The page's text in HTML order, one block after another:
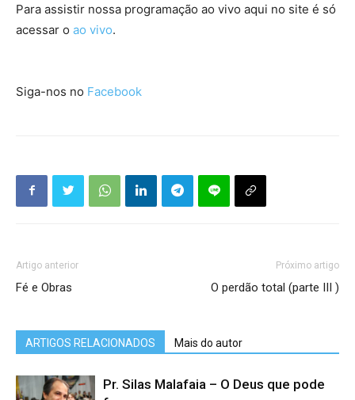
Para assistir nossa programação ao vivo aqui no site é só
acessar o ao vivo.
Siga-nos no Facebook
Artigo anterior
Fé e Obras
Próximo artigo
O perdão total (parte III )
ARTIGOS RELACIONADOS Mais do autor
Pr. Silas Malafaia – O Deus que pode